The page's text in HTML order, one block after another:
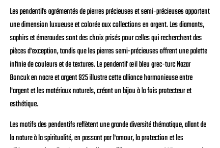
Les pendentifs agrémentés de pierres précieuses et semi-précieuses apportent
une dimension luxueuse et colorée aux collections en argent. Les diamants,
saphirs et émeraudes sont des choix prisés pour celles qui recherchent des
pièces d'exception, tandis que les pierres semi-précieuses offrent une palette
infinie de couleurs et de textures. Le pendentif œil bleu grec-turc Nazar
Boncuk en nacre et argent 925 illustre cette alliance harmonieuse entre
l'argent et les matériaux naturels, créant un bijou à la fois protecteur et
esthétique.
Les motifs des pendentifs reflètent une grande diversité thématique, allant de
la nature à la spiritualité, en passant par l'amour, la protection et les